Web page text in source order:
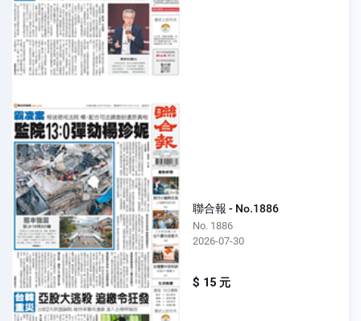
聯合報 - No.1886
No. 1886
2026-07-30
$ 15 元